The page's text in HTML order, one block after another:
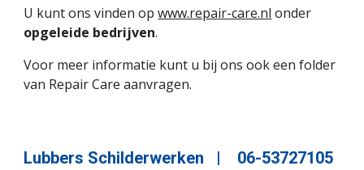
U kunt ons vinden op www.repair-care.nl
opgeleide bedrijven.
Voor meer informatie kunt u bij ons ook een folder
van Repair Care aanvragen.
Lubbers Schilderwerken   |    06-53727105